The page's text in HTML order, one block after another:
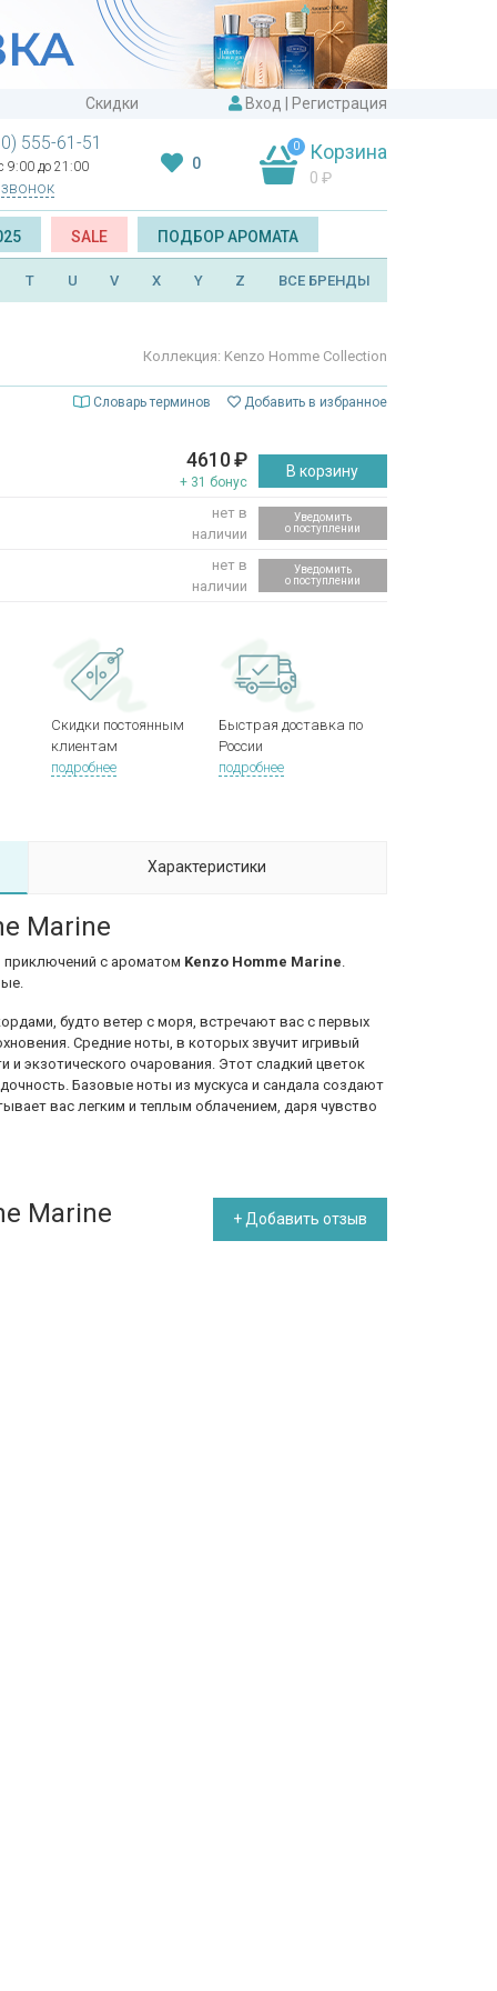
Скидки Вход Регистрация
555-61-51
9:00 до 21:00 0
0 Корзина
0 ₽
SALE ПОДБОР АРОМАТА
T U V X Y Z ВСЕ БРЕНДЫ
Коллекция: Kenzo Homme Collection
Словарь терминов Добавить в избранное
4610₽
+ 31 бонус
В корзину
нет в
наличии
Уведомить
о поступлении
нет в
наличии
Уведомить
о поступлении
Скидки постоянным
клиентам
подробнее
Быстрая доставка по
России
подробнее
Характеристики
Marine
с ароматом Kenzo Homme Marine.
будто ветер с моря, встречают вас с первых
Средние ноты, в которых звучит игривый
и экзотического очарования. Этот сладкий цветок
Базовые ноты из мускуса и сандала создают
вас легким и теплым облачением, даря чувство
Marine + Добавить отзыв